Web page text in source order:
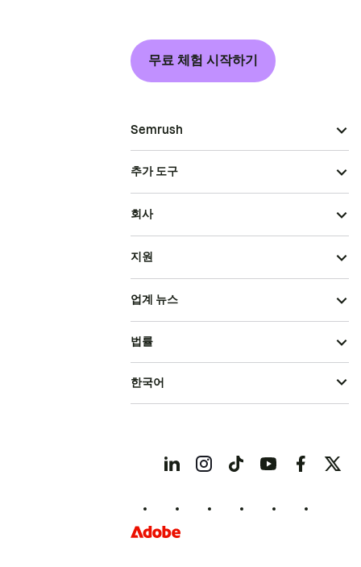
무료 체험 시작하기
Semrush
추가 도구
회사
지원
업계 뉴스
법률
한국어